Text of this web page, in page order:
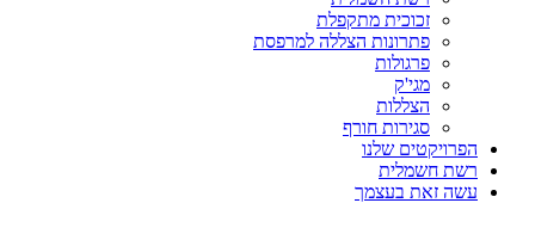
זכוכית מתקפלת
פתרונות הצללה למרפסת
פרגולות
מגי'ק
הצללות
סגירות חורף
הפרויקטים שלנו
רשת חשמלית
עשה זאת בעצמך